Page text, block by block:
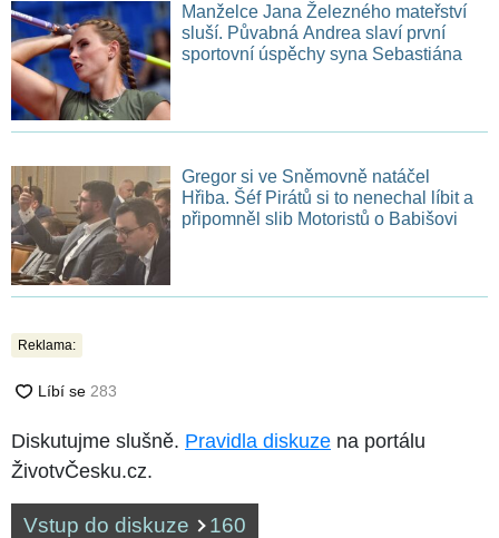
Manželce Jana Železného mateřství
sluší. Půvabná Andrea slaví první
sportovní úspěchy syna Sebastiána
Gregor si ve Sněmovně natáčel
Hřiba. Šéf Pirátů si to nenechal líbit a
připomněl slib Motoristů o Babišovi
Reklama:
Diskutujme slušně. Pravidla diskuze na portálu
ŽivotvČesku.cz.
Vstup do diskuze 160